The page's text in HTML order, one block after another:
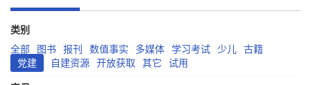
类别
全部
图书 报刊 数值事实 多媒体 学习考试 少儿
古籍
党建
自建资源 开放获取 其它 试用